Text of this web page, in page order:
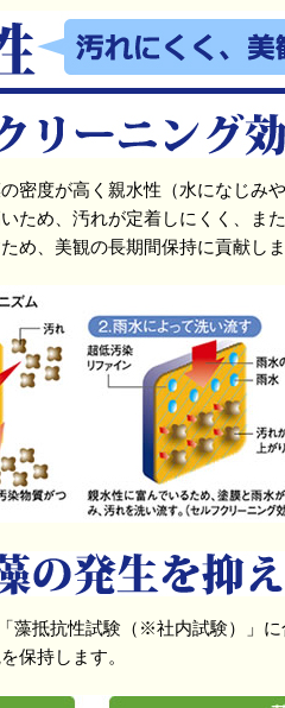
密度が高く親水性（水になじみ
ため、汚れが定着しにくく、ま
め、美観の長期間保持に貢献しま
藻抵抗性試験（※社内試験）」に
保持します。